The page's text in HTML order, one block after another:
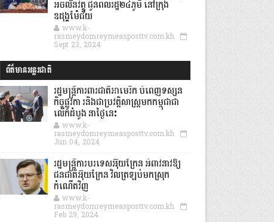
អចលនវត្ថុ ជូនពលរដ្ឋ២៤ភូមិ នៅក្រុង
ឧដុង្គម៉ែជ័យ
www.k-
rasmeydomreymeasposttv.com.kh
Sept 23, 2024
ព័ត៌មានអន្តរជាតិ
រដ្ឋមន្រ្តីការពារជាតិអាមេរិក បំពេញទស្សន
កិច្ចផ្លូវកា រនិងជាប្រវត្តិសាស្រ្តមកកម្ពុជាជា
លើកដំបូង នាថ្ងៃនេះ
www.k-
rasmeydomreymeasposttv.com.kh
Jun 04, 2024
រដ្ឋមន្ត្រីការបរទេសអ៊ុយក្រែន អំពាវនាវឱ្យ
ជនជាតិអ៊ុយក្រែន វិលត្រឡប់មកស្រុក
កំណើតវិញ
www.k-
rasmeydomreymeasposttv.com.kh
Feb 29, 2024